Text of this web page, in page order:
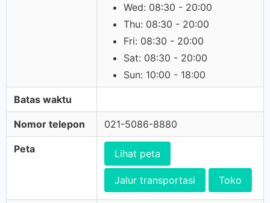
Wed: 08:30 - 20:00
Thu: 08:30 - 20:00
Fri: 08:30 - 20:00
Sat: 08:30 - 20:00
Sun: 10:00 - 18:00
Batas waktu
Nomor telepon 021-5086-8880
Peta Lihat peta
Jalur transportasi Toko